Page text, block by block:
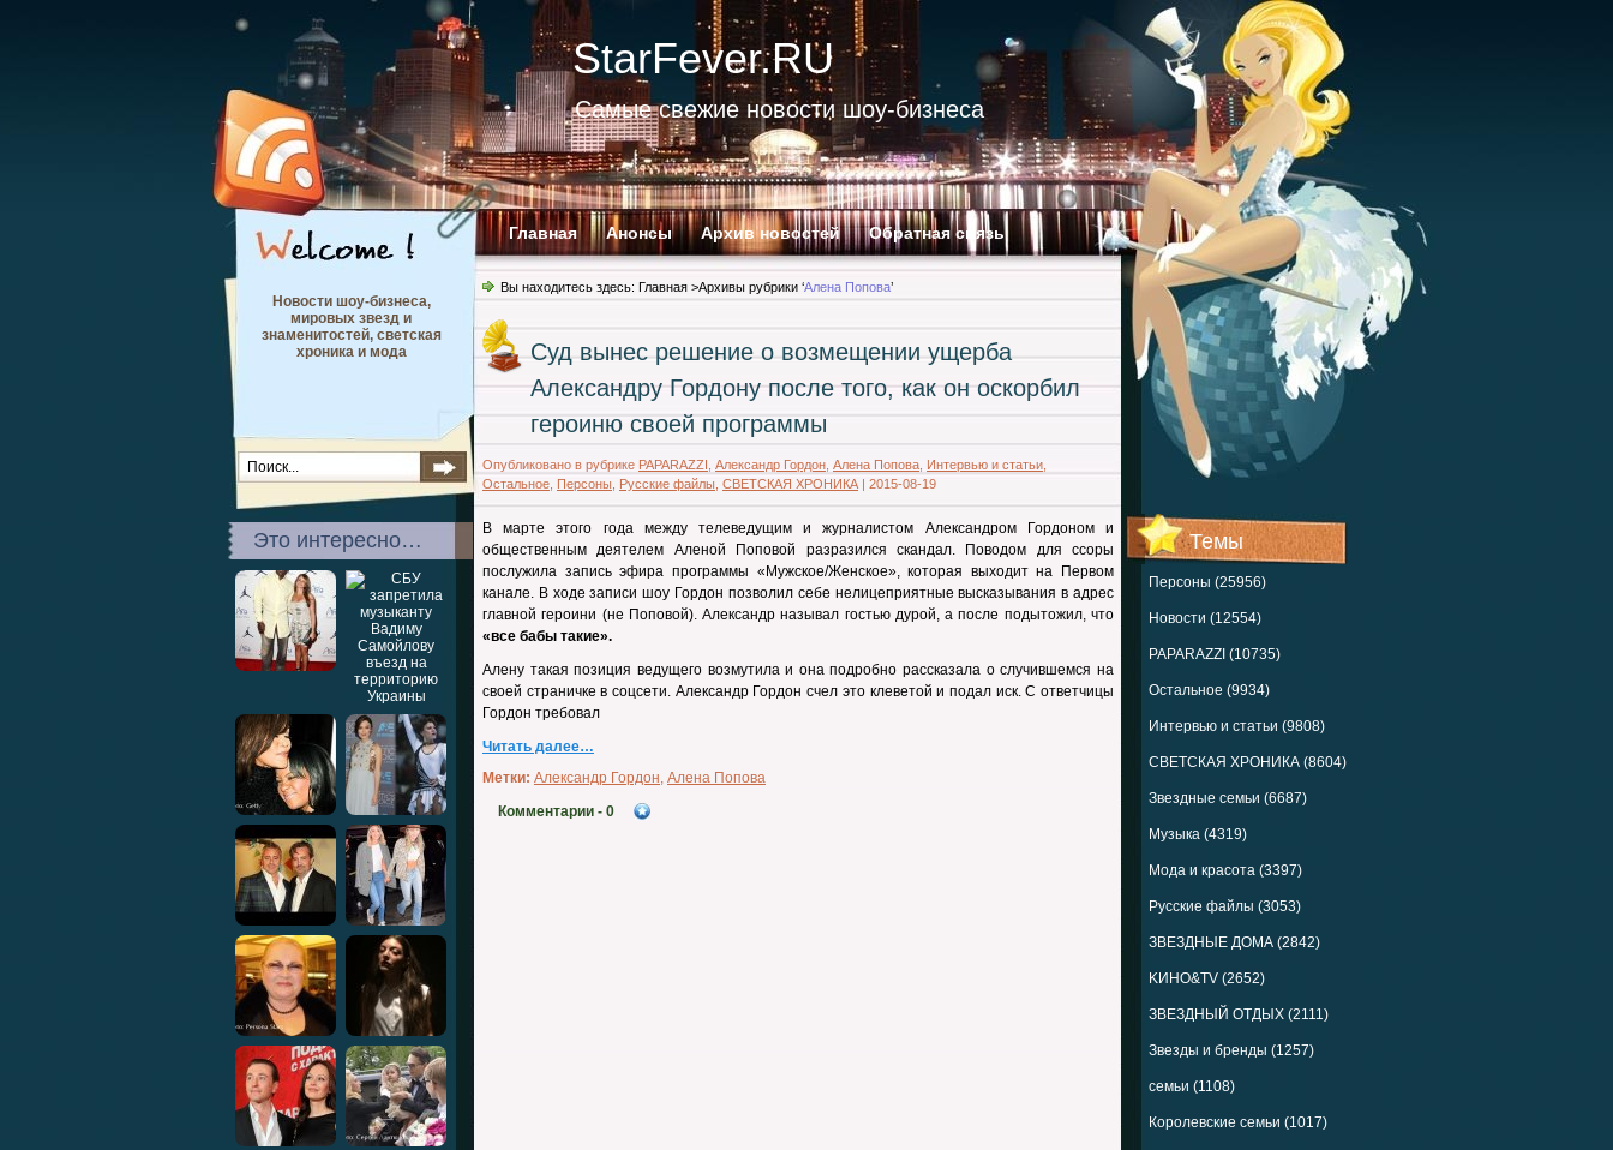
StarFever.RU
Самые свежие новости шоу-бизнеса
Главная Анонсы Архив новостей Обратная связь
Темы
Персоны (25956)
Новости (12554)
PAPARAZZI (10735)
Остальное (9934)
Интервью и статьи (9808)
СВЕТСКАЯ ХРОНИКА (8604)
Звездные семьи (6687)
Музыка (4319)
Мода и красота (3397)
Русские файлы (3053)
ЗВЕЗДНЫЕ ДОМА (2842)
KИНО&TV (2652)
ЗВЕЗДНЫЙ ОТДЫХ (2111)
Звезды и бренды (1257)
семьи (1108)
Королевские семьи (1017)
Новости шоу-бизнеса,
мировых звезд и
знаменитостей, светская
хроника и мода
Это интересно…
Вы находитесь здесь: Главная >Архивы рубрики ‘Алена Попова’
Суд вынес решение о возмещении ущерба
Александру Гордону после того, как он оскорбил
героиню своей программы
Опубликовано в рубрике PAPARAZZI Александр Гордон Алена Попова Интервью и статьи
Остальное Персоны Русские файлы СВЕТСКАЯ ХРОНИКА | 2015-08-19
В марте этого года между телеведущим и журналистом Александром Гордоном и
общественным деятелем Аленой Поповой разразился скандал. Поводом для ссоры
послужила запись эфира программы «Мужское/Женское», которая выходит на Первом
канале. В ходе записи шоу Гордон позволил себе нелицеприятные высказывания в адрес
главной героини (не Поповой). Александр называл гостью дурой, а после подытожил, что
«все бабы такие».
Алену такая позиция ведущего возмутила и она подробно рассказала о случившемся на
своей страничке в соцсети. Александр Гордон счел это клеветой и подал иск. С ответчицы
Гордон требовал
Читать далее…
Метки: Александр Гордон, Алена Попова
Комментарии - 0